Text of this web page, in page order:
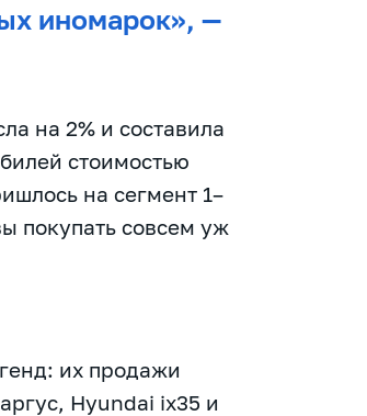
иномарок», —
на 2% и составила
стоимостью
на сегмент 1–
покупать совсем уж
их продажи
Hyundai ix35 и